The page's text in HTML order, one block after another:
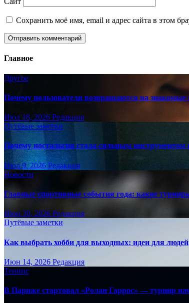
Сохранить моё имя, email и адрес сайта в этом
Главное
Другое
Почему пользователи возвращаются на
Июл 18, 2026 Редакция
Путёвые заметки
Почему ностальгия стала сильным инструментом
Июл 9, 2026 Редакция
Новости
Главные спортивные события года: какие
Июн 30, 2026 Редакция
Путёвые заметки
Как выбрать хобби для выходных: идеи для
Июн 14, 2026 Редакция
Теннис
В Париже стартовал «Ролан Гаррос» — турнир